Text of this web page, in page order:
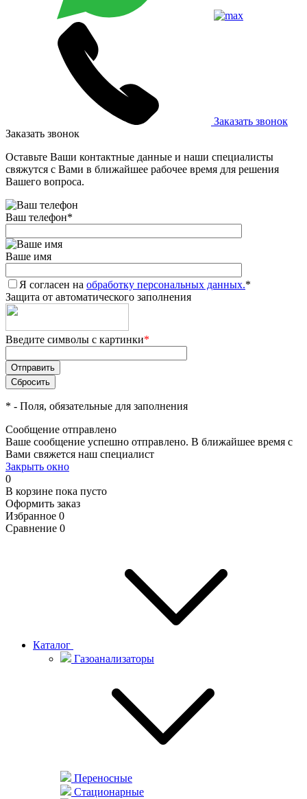
Заказать звонок
Заказать звонок
Оставьте Ваши контактные данные и наши специалисты
свяжутся с Вами в ближайшее рабочее время для решения
Вашего вопроса.
Ваш телефон*
Ваше имя
Я согласен на обработку персональных данных.*
Защита от автоматического заполнения
Введите символы с картинки*
* - Поля, обязательные для заполнения
Сообщение отправлено
Ваше сообщение успешно отправлено. В ближайшее время с
Вами свяжется наш специалист
Закрыть окно
0
В корзине пока пусто
Оформить заказ
Избранное 0
Сравнение 0
Каталог
Газоанализаторы
Переносные
Стационарные